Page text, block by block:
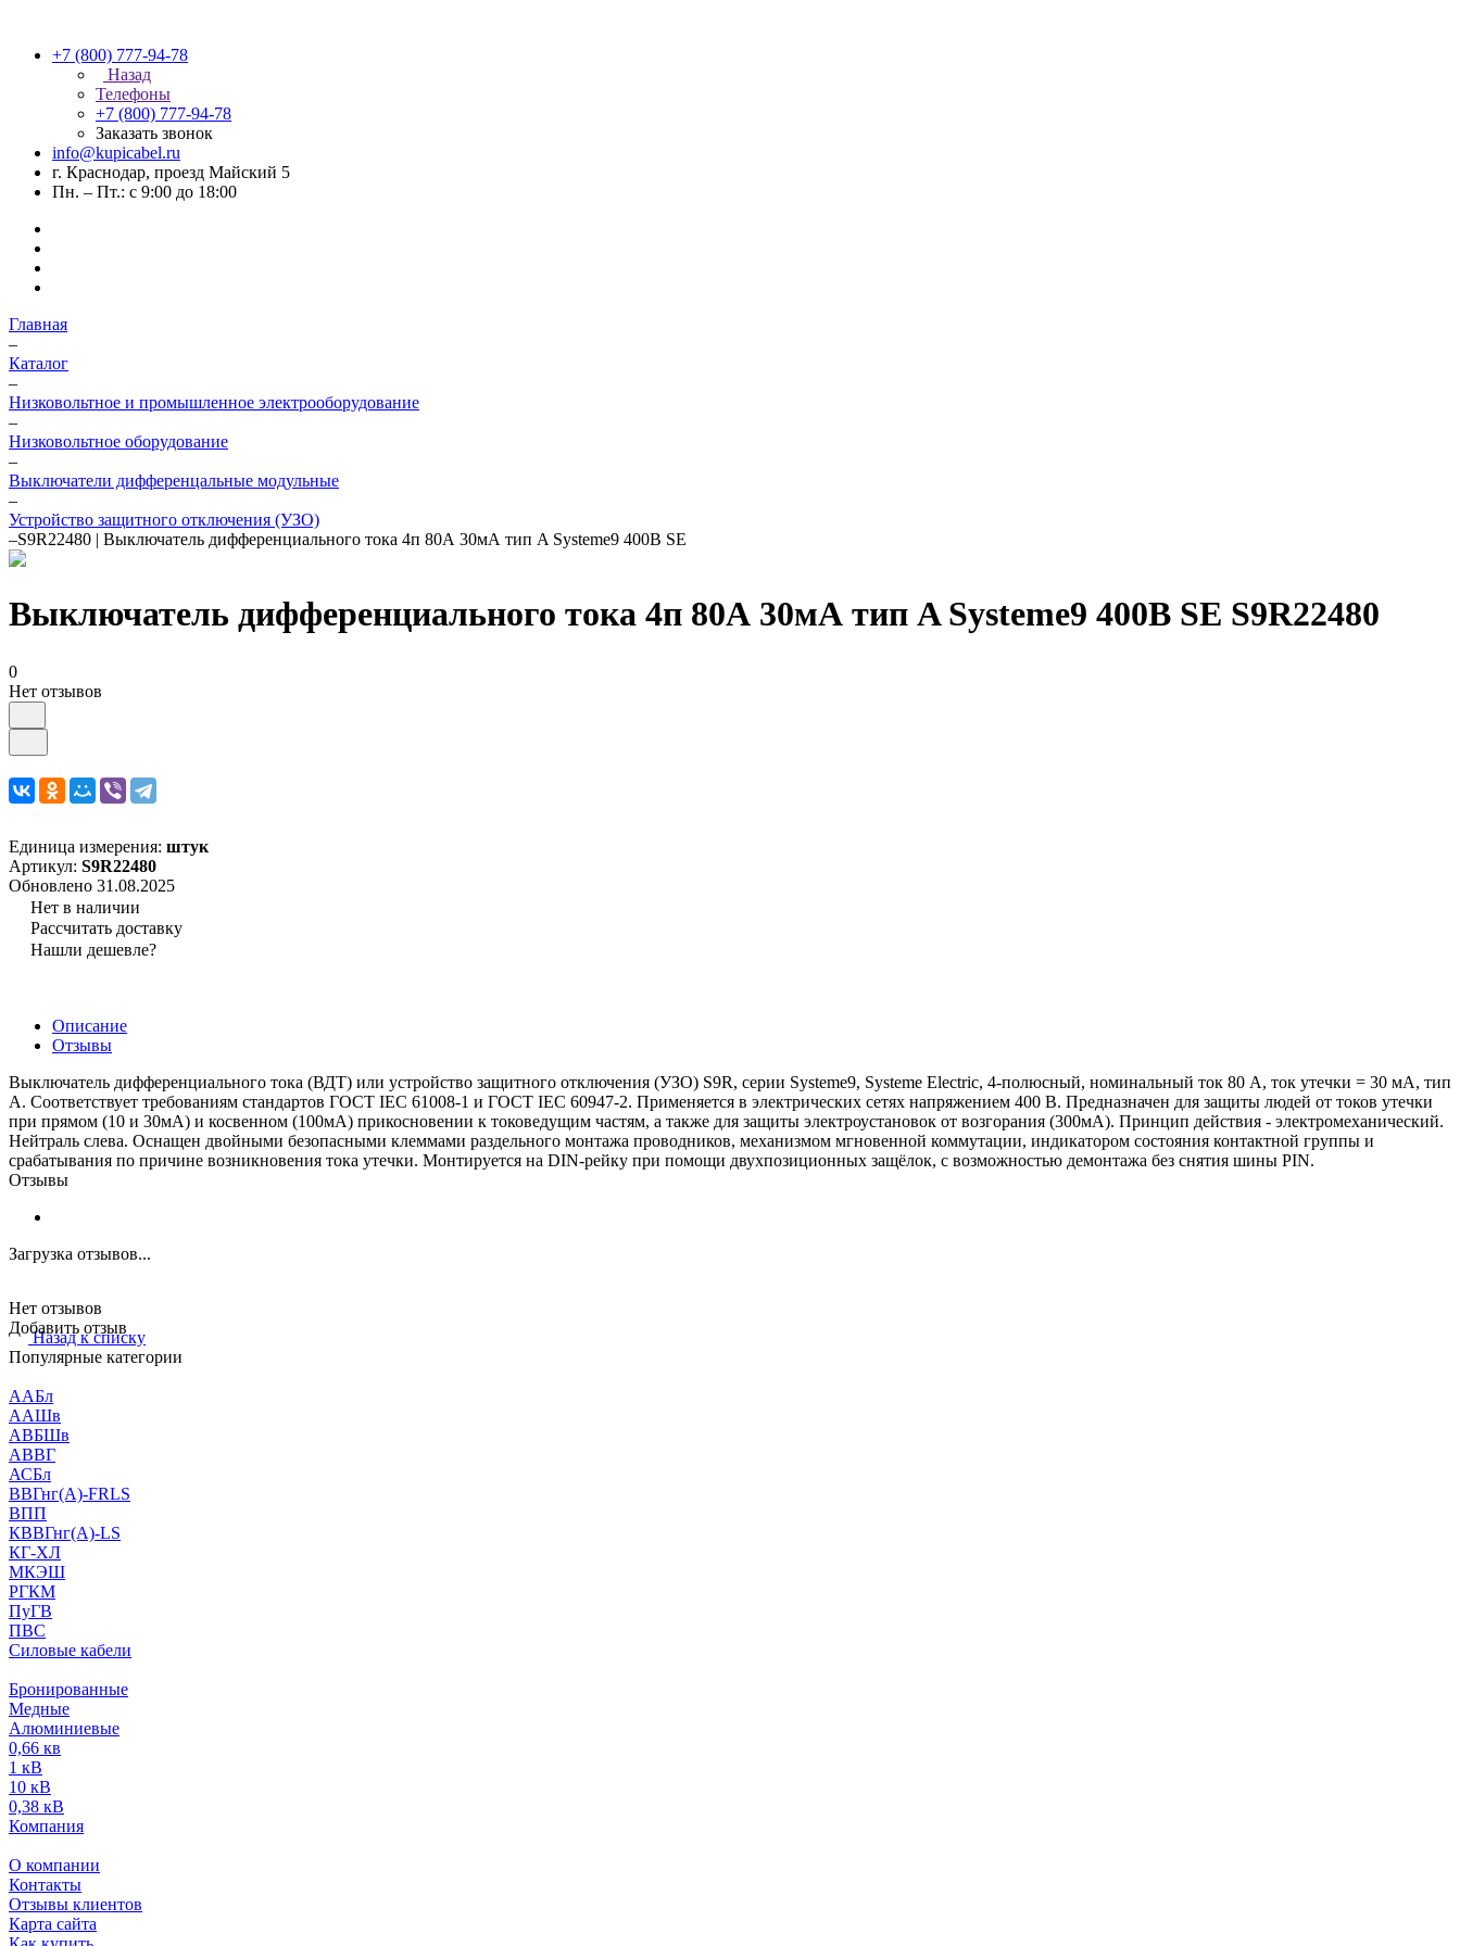
+7 (800) 777-94-78
Назад
Телефоны
+7 (800) 777-94-78
Заказать звонок
info@kupicabel.ru
г. Краснодар, проезд Майский 5
Пн. – Пт.: с 9:00 до 18:00
Главная
–
Каталог
–
Низковольтное и промышленное электрооборудование
–
Низковольтное оборудование
–
Выключатели дифференцальные модульные
–
Устройство защитного отключения (УЗО)
–S9R22480 | Выключатель дифференциального тока 4п 80А 30мА тип A Systeme9 400В SE
Выключатель дифференциального тока 4п 80А 30мА тип A Systeme9 400В SE S9R22480
0
Нет отзывов
Единица измерения: штук
Артикул: S9R22480
Обновлено 31.08.2025
Нет в наличии
Рассчитать доставку
Нашли дешевле?
Описание
Отзывы
Выключатель дифференциального тока (ВДТ) или устройство защитного отключения (УЗО) S9R, серии Systeme9, Systeme Electric, 4-полюсный, номинальный ток 80 А, ток утечки = 30 мА, тип
A. Соответствует требованиям стандартов ГОСТ IEC 61008-1 и ГОСТ IEC 60947-2. Применяется в электрических сетях напряжением 400 В. Предназначен для защиты людей от токов утечки
при прямом (10 и 30мА) и косвенном (100мА) прикосновении к токоведущим частям, а также для защиты электроустановок от возгорания (300мА). Принцип действия - электромеханический.
Нейтраль слева. Оснащен двойными безопасными клеммами раздельного монтажа проводников, механизмом мгновенной коммутации, индикатором состояния контактной группы и
срабатывания по причине возникновения тока утечки. Монтируется на DIN-рейку при помощи двухпозиционных защёлок, с возможностью демонтажа без снятия шины PIN.
Отзывы
Загрузка отзывов...
Нет отзывов
Добавить отзыв
Назад к списку
Популярные категории
ААБл
ААШв
АВБШв
АВВГ
АСБл
ВВГнг(А)-FRLS
ВПП
КВВГнг(А)-LS
КГ-ХЛ
МКЭШ
РГКМ
ПуГВ
ПВС
Силовые кабели
Бронированные
Медные
Алюминиевые
0,66 кв
1 кВ
10 кВ
0,38 кВ
Компания
О компании
Контакты
Отзывы клиентов
Карта сайта